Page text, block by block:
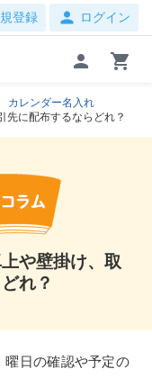
登録 person ログイン
person shopping_cart
カレンダー名入れ
先に配布するならどれ？
や壁掛け、取
れ？
曜日の確認や予定の